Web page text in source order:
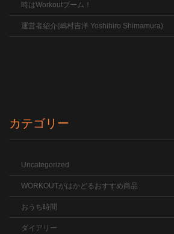
時はWorkoutブーム！
運営者紹介(嶋村吉洋 Yoshihiro Shimamura)
カテゴリー
Uncategorized
WORKOUTがはかどるおすすめ商品
おうち時間
ダイアリー